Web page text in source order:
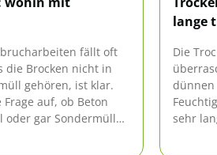
fällt oft
die Brocken nicht in
gehören, ist klar.
auf, ob Beton
oder gar Sondermüll
lange
Die
sehr